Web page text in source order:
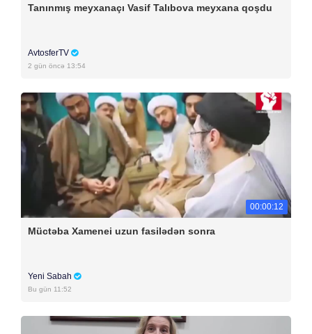
Tanınmış meyxanaçı Vasif Talıbova meyxana qoşdu
AvtosferTV
2 gün öncə 13:54
00:00:12
Müctəba Xamenei uzun fasilədən sonra
Yeni Sabah
Bu gün 11:52